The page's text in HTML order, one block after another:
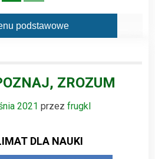
podstawowe
ZROZUM
2021 przez frugkl
DLA NAUKI